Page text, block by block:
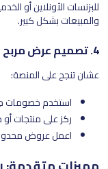
للبزنسات الأونلاين أو
والمبيعات بشكل كبير.
4. تصميم عرض مربح
عشان تنجح على المنصة:
استخدم خصومات
ركز على منتجات
اعمل عروض